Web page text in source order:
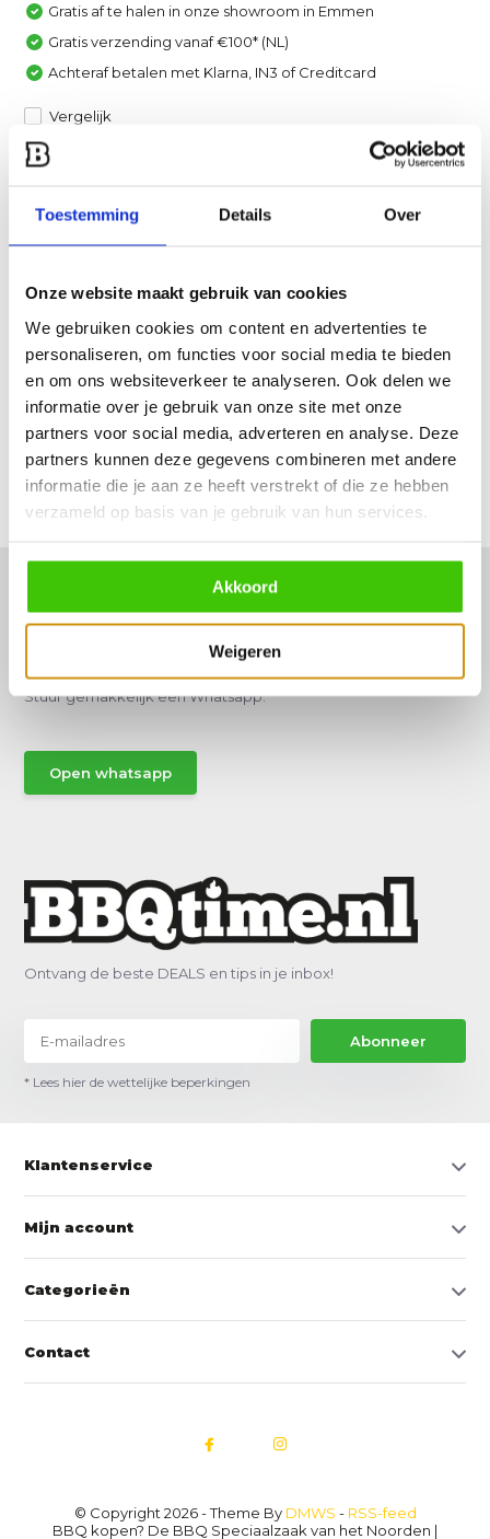
Toestemming Details Over
Onze website maakt gebruik van cookies
We gebruiken cookies om content en advertenties te
personaliseren, om functies voor social media te bieden
en om ons websiteverkeer te analyseren. Ook delen we
informatie over je gebruik van onze site met onze
partners voor social media, adverteren en analyse. Deze
partners kunnen deze gegevens combineren met andere
informatie die je aan ze heeft verstrekt of die ze hebben
verzameld op basis van je gebruik van hun services.
Akkoord
Weigeren
Gratis af te halen in onze showroom in Emmen
Gratis verzending vanaf €100* (NL)
Achteraf betalen met Klarna, IN3 of Creditcard
Vergelijk
Een van onze specialisten helpt je graag verder!
Stuur ons een mail
Productomschrijving
Specificaties
Reviews
Delen
Hulp of advies nodig?
Stuur gemakkelijk een Whatsapp.
Open whatsapp
Ontvang de beste DEALS en tips in je inbox!
Abonneer
* Lees hier de wettelijke beperkingen
Klantenservice
Mijn account
Categorieën
Contact
© Copyright 2026 - Theme By DMWS - RSS-feed
BBQ kopen? De BBQ Speciaalzaak van het Noorden |